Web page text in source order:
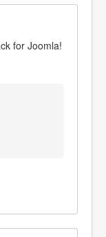
for Joomla!